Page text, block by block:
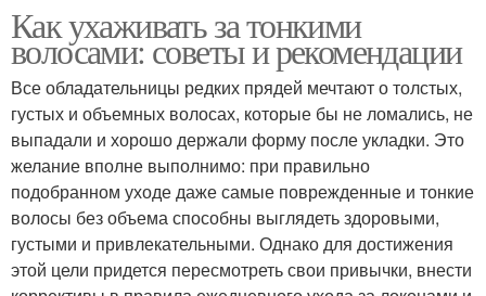
Как ухаживать за тонкими
волосами: советы и рекомендации
Все обладательницы редких прядей мечтают о толстых,
густых и объемных волосах, которые бы не ломались, не
выпадали и хорошо держали форму после укладки. Это
желание вполне выполнимо: при правильно
подобранном уходе даже самые поврежденные и тонкие
волосы без объема способны выглядеть здоровыми,
густыми и привлекательными. Однако для достижения
этой цели придется пересмотреть свои привычки, внести